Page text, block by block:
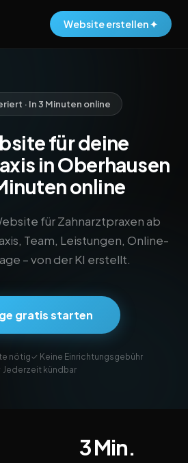
Website erstellen ✦
· In 3 Minuten online
für deine
in Oberhausen
online
für Zahnarztpraxen ab
Team, Leistungen, Online-
– von der KI erstellt.
gratis starten
nötig✓ Keine Einrichtungsgebühr
Jederzeit kündbar
3 Min.